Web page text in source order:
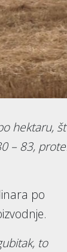
hektaru,
– 83,
po
to